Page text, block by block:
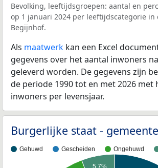
Bevolking, leeftijdsgroepen: aantal en
op 1 januari 2024 per leeftijdscategorie
Begijnhof.
Als maatwerk kan een Excel
gegevens over het aantal inwoners
geleverd worden. De gegevens zijn
de periode 1990 tot en met 2026 met
inwoners per levensjaar.
Burgerlijke staat -
Gehuwd Gescheiden Ongehuwd
5,7%